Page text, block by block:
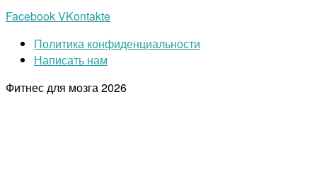
FacebookVKontakte
Политика конфиденциальности
Написать нам
Фитнес для мозга2026